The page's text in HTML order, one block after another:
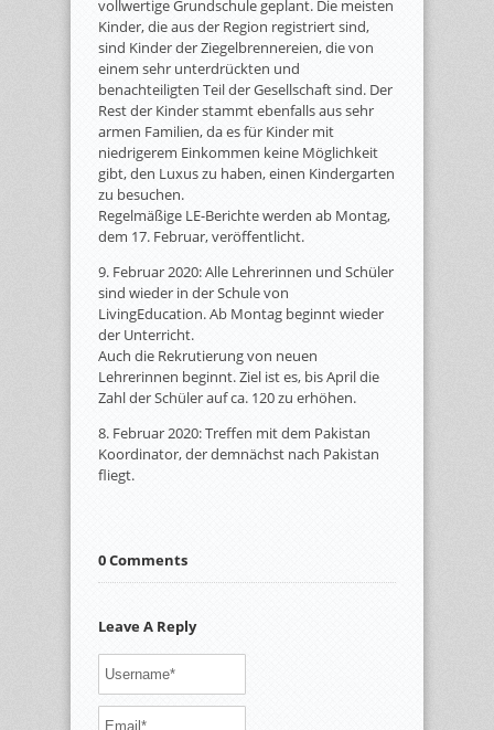
vollwertige Grundschule geplant. Die meisten
Kinder, die aus der Region registriert sind,
sind Kinder der Ziegelbrennereien, die von
einem sehr unterdrückten und
benachteiligten Teil der Gesellschaft sind. Der
Rest der Kinder stammt ebenfalls aus sehr
armen Familien, da es für Kinder mit
niedrigerem Einkommen keine Möglichkeit
gibt, den Luxus zu haben, einen Kindergarten
zu besuchen.
Regelmäßige LE-Berichte werden ab Montag,
dem 17. Februar, veröffentlicht.
9. Februar 2020: Alle Lehrerinnen und Schüler
sind wieder in der Schule von
LivingEducation. Ab Montag beginnt wieder
der Unterricht.
Auch die Rekrutierung von neuen
Lehrerinnen beginnt. Ziel ist es, bis April die
Zahl der Schüler auf ca. 120 zu erhöhen.
8. Februar 2020: Treffen mit dem Pakistan
Koordinator, der demnächst nach Pakistan
fliegt.
0 Comments
Leave A Reply